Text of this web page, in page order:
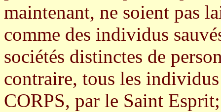
maintenant, ne soient pas
comme des individus
sociétés distinctes de
contraire, tous les
CORPS, par le Saint